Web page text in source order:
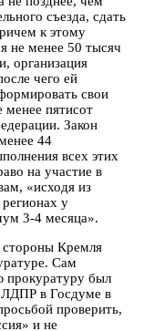
съезда, сдать
к этому
не менее 50 тысяч
организация
чего ей
свои
менее пятисот
Закон
44
всех этих
на участие в
«исходя из
регионах у
3-4 месяца».
Кремля
Сам
прокуратуру был
ЛДПР в Госдуме в
проверить,
и не